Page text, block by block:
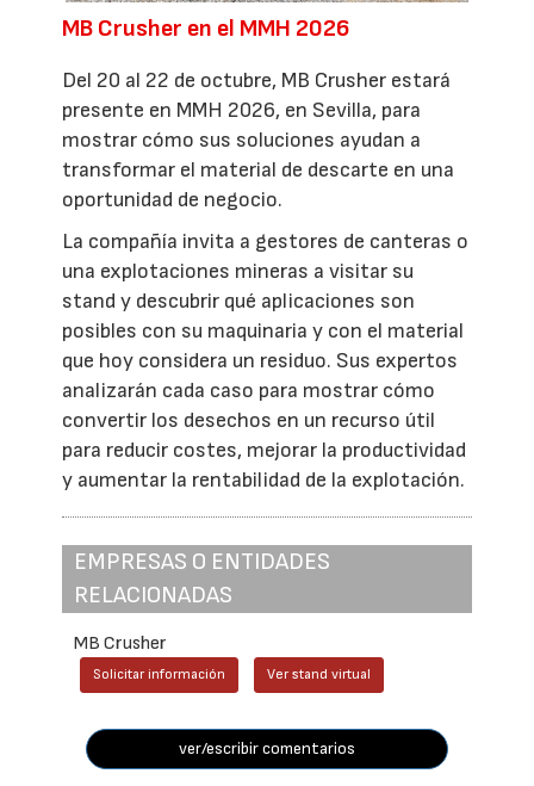
MB Crusher en el MMH 2026
Del 20 al 22 de octubre, MB Crusher estará
presente en MMH 2026, en Sevilla, para
mostrar cómo sus soluciones ayudan a
transformar el material de descarte en una
oportunidad de negocio.
La compañía invita a gestores de canteras o
una explotaciones mineras a visitar su
stand y descubrir qué aplicaciones son
posibles con su maquinaria y con el material
que hoy considera un residuo. Sus expertos
analizarán cada caso para mostrar cómo
convertir los desechos en un recurso útil
para reducir costes, mejorar la productividad
y aumentar la rentabilidad de la explotación.
EMPRESAS O ENTIDADES
RELACIONADAS
MB Crusher
Solicitar información Ver stand virtual
ver/escribir comentarios